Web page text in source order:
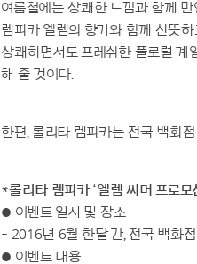
여름철에는 상쾌한 느낌과 함께
렘피카 엘렘의 향기와 함께 산뜻
상쾌하면서도 프레쉬한 플로럴 계
해 줄 것이다.
한편, 롤리타 렘피카는 전국 백화
*롤리타 렘피카 ‘엘렘 써머 프로모
● 이벤트 일시 및 장소
- 2016년 6월 한달 간, 전국 백화
● 이벤트 내용